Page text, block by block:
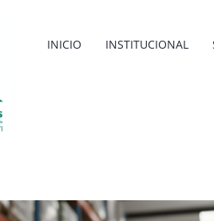
INICIO INSTITUCIONAL